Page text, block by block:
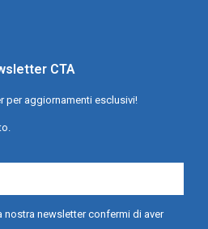
CTA
per aggiornamenti esclusivi!
nostra newsletter confermi di aver